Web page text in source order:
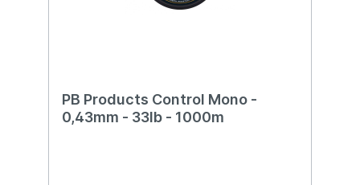
PB Products Control Mono -
0,43mm - 33lb - 1000m